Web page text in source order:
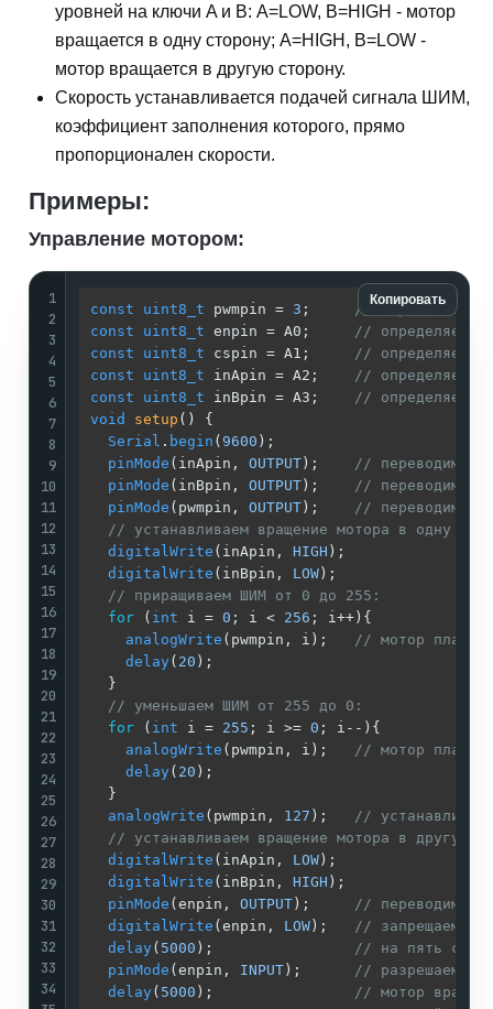
уровней на ключи A и В: A=LOW, B=HIGH - мотор
вращается в одну сторону; A=HIGH, B=LOW -
мотор вращается в другую сторону.
Скорость устанавливается подачей сигнала ШИМ,
коэффициент заполнения которого, прямо
пропорционален скорости.
Примеры:
Управление мотором:
Копировать
1
2
3
4
5
6
7
8
9
10
11
12
13
14
15
16
17
18
19
20
21
22
23
24
25
26
27
28
29
30
31
32
33
34
const uint8_t pwmpin = 3 ;
// определяем
const
uint8_t enpin = A0;
// определяем
const
uint8_t cspin = A1;
// определяем
const
uint8_t inApin = A2;
// определяем
const
uint8_t inBpin = A3;
// определяем
void
setup ()
{
Serial . begin ( 9600 );
pinMode (inApin, OUTPUT );
// переводим
pinMode (inBpin, OUTPUT );
// переводим
pinMode (pwmpin, OUTPUT );
// переводим
// устанавливаем вращение мотора в одну
digitalWrite (inApin, HIGH );
digitalWrite (inBpin, LOW );
// приращиваем ШИМ от 0 до 255:
for ( int i = 0 ; i < 256 ; i++){
analogWrite (pwmpin, i);
// мотор плавно
delay( 20 );
  }
// уменьшаем ШИМ от 255 до 0:
for ( int i = 255 ; i >= 0 ; i--){
analogWrite (pwmpin, i);
// мотор плавно
delay( 20 );
  }
analogWrite (pwmpin, 127 );
//
// устанавливаем вращение мотора в другую
digitalWrite (inApin, LOW );
digitalWrite (inBpin, HIGH );
pinMode (enpin, OUTPUT );
// переводим
digitalWrite (enpin, LOW );
// запрещаем
delay( 5000 );
// на пять
pinMode (enpin, INPUT );
// разрешаем
delay( 5000 );
// мотор